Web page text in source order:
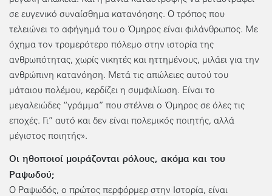
σε ευγενικό συναίσθημα κατανόησης. Ο τρόπος που
τελειώνει το αφήγημά του ο Όμηρος είναι φιλάνθρωπος. Με
όχημα τον τρομερότερο πόλεμο στην ιστορία της
ανθρωπότητας, χωρίς νικητές και ηττημένους, μιλάει για την
ανθρώπινη κατανόηση. Μετά τις απώλειες αυτού του
μάταιου πολέμου, κερδίζει η συμφιλίωση. Είναι το
μεγαλειώδες “γράμμα” που στέλνει ο Όμηρος σε όλες τις
εποχές. Γι” αυτό και δεν είναι πολεμικός ποιητής, αλλά
μέγιστος ποιητής».
Οι ηθοποιοί μοιράζονται ρόλους, ακόμα και του
Ραψωδού;
Ο Ραψωδός, ο πρώτος περφόρμερ στην Ιστορία, είναι